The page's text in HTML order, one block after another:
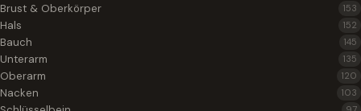
Brust & Oberkörper 153
Hals 152
Bauch 145
Unterarm 135
Oberarm 120
Nacken 103